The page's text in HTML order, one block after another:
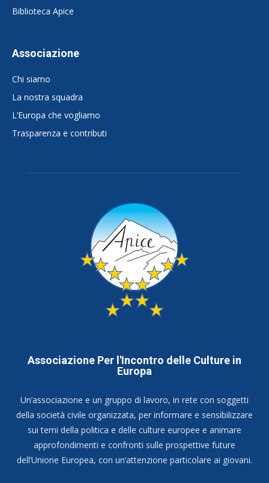
Biblioteca Apice
Associazione
Chi siamo
La nostra squadra
L’Europa che vogliamo
Trasparenza e contributi
Associazione Per l'Incontro delle Culture in
Europa
Un’associazione e un gruppo di lavoro, in rete con soggetti
della società civile organizzata, per informare e sensibilizzare
sui temi della politica e delle culture europee e animare
approfondimenti e confronti sulle prospettive future
dell’Unione Europea, con un’attenzione particolare ai giovani.